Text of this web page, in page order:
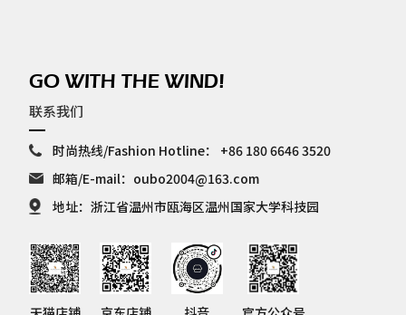
GO WITH THE WIND!
联系我们
时尚热线/Fashion Hotline：
+86 180 6646 3520
邮箱/E-mail： oubo2004@163.com
地址：浙江省温州市瓯海区温州国家大学科技园